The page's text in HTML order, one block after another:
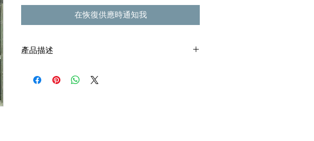
在恢復供應時通知我
產品描述
碟 : 92% -輕微花痕,不影響播放